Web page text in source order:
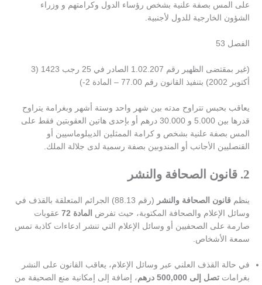
على المس بصفة علنية بشخص رؤساء الدول وكرامتهم و وزراء
الشؤون الخارجية للدول لأجنبية.
الفصل 53
(غير بمقتضى الظهير رقم 1.02.207 الصادر في 25 رجب 1423 (3
أكتوبر 2002) بتنفيذ القانون رقم 77.00 – المادة 2-)
يعاقب بحبس تتراوح مدته بين شهر واحد وستة أشهر وبغرامة يتراوح
قدرها بين 5.000 و 30.000 درهم أو بإحدى هاتين العقوبتين فقط على
المس بصفة علنية بشخص و كرامة الممثلين الديبلوماسيين أو
القنصليين الأجانب أو المندوبين بصفة رسمية لدى جلالة الملك.
2. قانون الصحافة والنشر
ينظم قانون الصحافة والنشر
(رقم 88.13) الجرائم المتعلقة بالقذف في
وسائل الإعلام والصحافة المكتوبة، حيث تفرض المادة 72
عقوبات
صارمة على الصحفيين أو وسائل الإعلام التي تنشر ادعاءات كاذبة تمس
سمعة الأشخاص.
في حالة القذف العلني عبر وسائل الإعلام، يعاقب القانون على النشر
بغرامات تصل إلى 500,000 درهم
، إضافة إلى إمكانية منع الصحيفة من